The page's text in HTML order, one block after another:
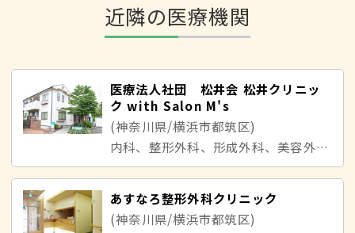
近隣の医療機関
医療法人社団 松井会 松井クリニッ
ク with Salon M's
(神奈川県/横浜市都筑区)
内科、整形外科、形成外科、美容外科、皮膚科、小児科
あすなろ整形外科クリニック
(神奈川県/横浜市都筑区)